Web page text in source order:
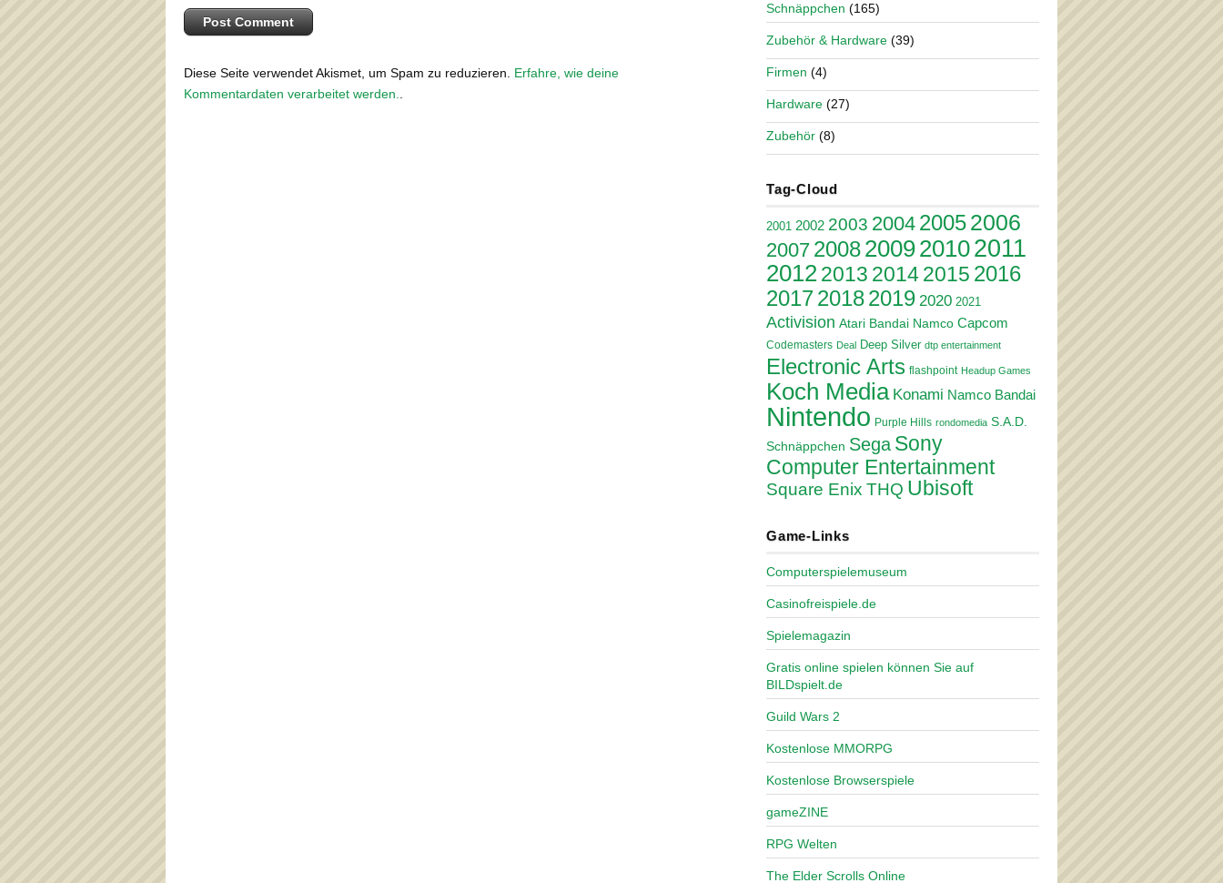
Diese Seite verwendet Akismet, um Spam zu reduzieren. Erfahre, wie deine
Kommentardaten verarbeitet werden.
Schnäppchen (165)
Zubehör & Hardware (39)
Firmen (4)
Hardware (27)
Zubehör (8)
Tag-Cloud
2001 2002 2003 2004 20052006
2007 2008200920102011
20122013 20142015 2016
201720182019 2020 2021
Activision Atari Bandai Namco Capcom
Codemasters Deal Deep Silver dtp entertainment
Electronic Arts flashpoint Headup Games
Koch Media Konami Namco Bandai
Nintendo Purple Hills rondomedia S.A.D.
Schnäppchen Sega Sony
Computer Entertainment
Square Enix THQ Ubisoft
Game-Links
Computerspielemuseum
Casinofreispiele.de
Spielemagazin
Gratis online spielen können Sie auf
BILDspielt.de
Guild Wars 2
Kostenlose MMORPG
Kostenlose Browserspiele
gameZINE
RPG Welten
The Elder Scrolls Online